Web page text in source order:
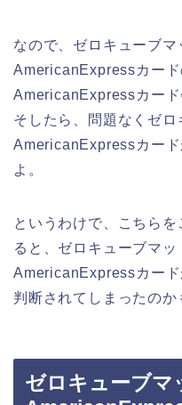
なので、ゼロキューブ
AmericanExpressカー
AmericanExpressカード
そしたら、問題なくゼ
AmericanExpressカー
よ。
というわけで、こちら
ると、ゼロキューブマ
AmericanExpressカード
判断されてしまったのか
ゼロキューブマ